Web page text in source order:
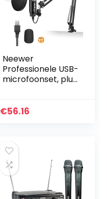
Neewer
Professionele USB-
microfoonset, plug
latentie, mute-
€56.16